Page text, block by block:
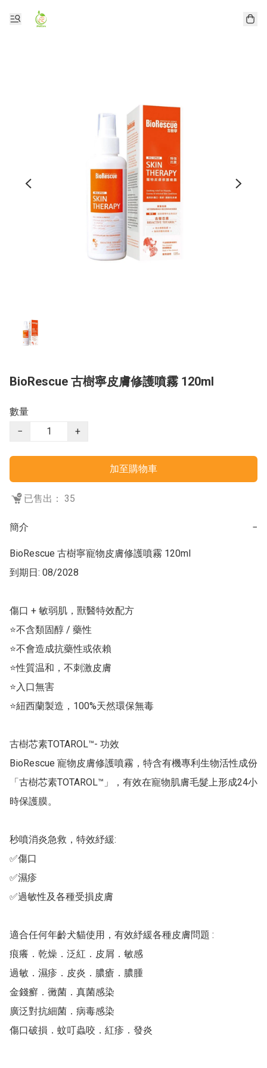
BioRescue 古樹寧皮膚修護噴霧 120ml
數量
−
+
加至購物車
已售出： 35
簡介 −
BioRescue 古樹寧寵物皮膚修護噴霧 120ml
到期日: 08/2028
傷口 + 敏弱肌，獸醫特效配方
⭐不含類固醇 / 藥性
⭐不會造成抗藥性或依賴
⭐性質温和，不刺激皮膚
⭐入口無害
⭐紐西蘭製造，100%天然環保無毒
古樹芯素TOTAROL™- 功效
BioRescue 寵物皮膚修護噴霧，特含有機專利生物活性成份
「古樹芯素TOTAROL™」，有效在寵物肌膚毛髮上形成24小
時保護膜。
秒噴消炎急救，特效紓緩:
✅傷口
✅濕疹
✅過敏性及各種受損皮膚
適合任何年齡犬貓使用，有效紓緩各種皮膚問題 :
痕癢．乾燥．泛紅．皮屑．敏感
過敏．濕疹．皮炎．膿瘡．膿腫
金錢癬．黴菌．真菌感染
廣泛對抗細菌．病毒感染
傷口破損．蚊叮蟲咬．紅疹．發炎